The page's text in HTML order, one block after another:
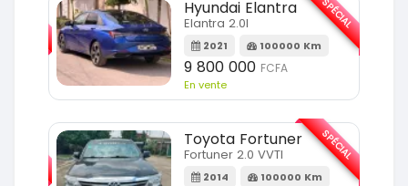
Hyundai Elantra
Elantra 2.0l
2021 100000 Km
9 800 000 FCFA
En vente
SPÉCIAL
Toyota Fortuner
Fortuner 2.0 VVTI
2014 100000 Km
SPÉCIAL